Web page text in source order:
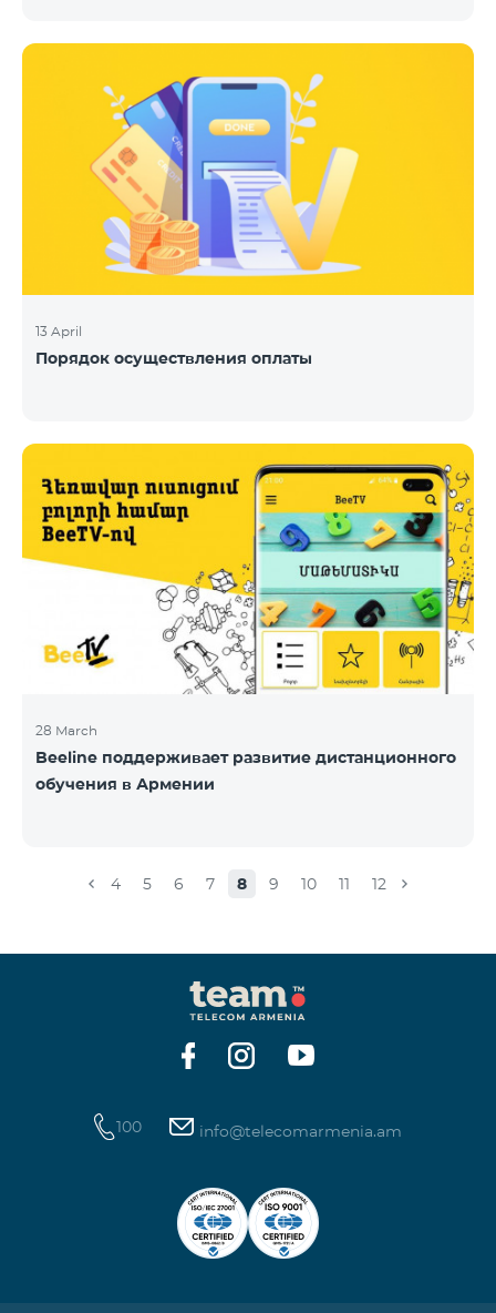
13 April
Порядок осуществления оплаты
28 March
Beeline поддерживает развитие дистанционного
обучения в Армении
4 5 6 7 8 9 10 11 12
100 info@telecomarmenia.am